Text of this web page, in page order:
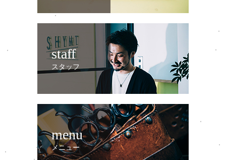
staff
スタッフ
menu
メニュー